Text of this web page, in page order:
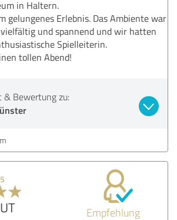
in Haltern.
gelungenes Erlebnis. Das Ambiente war
und spannend und wir hatten
Spielleiterin.
tollen Abend!
& Bewertung zu:
Empfehlung